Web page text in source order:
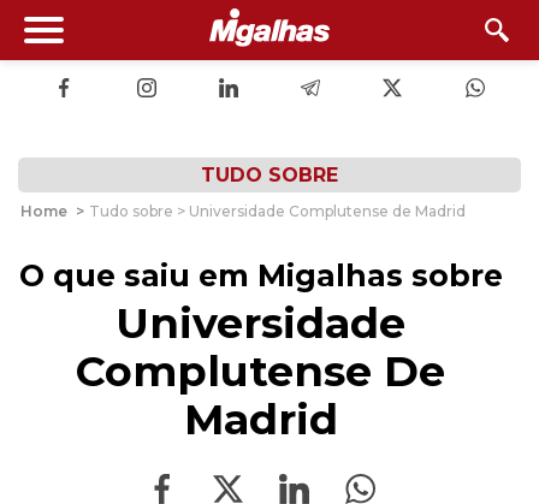
TUDO SOBRE
Home > Tudo sobre > Universidade Complutense de Madrid
O que saiu em Migalhas sobre
Universidade
Complutense De
Madrid